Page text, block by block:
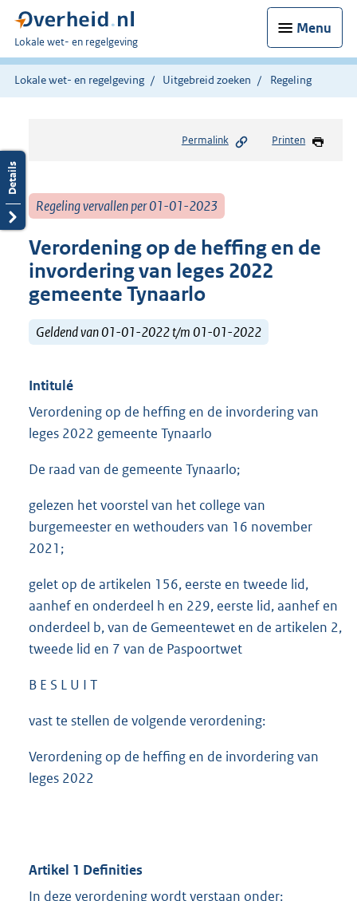
Menu
U
bent
hier:
Lokale wet- en regelgeving
Lokale wet- en regelgeving Uitgebreid zoeken Regeling
Permalink Printen
Regeling vervallen per 01-01-2023
Verordening op de heffing en de
invordering van leges 2022
gemeente Tynaarlo
Geldend van 01-01-2022 t/m 01-01-2022
Intitulé
Verordening op de heffing en de invordering van
leges 2022 gemeente Tynaarlo
De raad van de gemeente Tynaarlo;
gelezen het voorstel van het college van
burgemeester en wethouders van 16 november
2021;
gelet op de artikelen 156, eerste en tweede lid,
aanhef en onderdeel h en 229, eerste lid, aanhef en
onderdeel b, van de Gemeentewet en de artikelen 2,
tweede lid en 7 van de Paspoortwet
B E S L U I T
vast te stellen de volgende verordening:
Verordening op de heffing en de invordering van
leges 2022
Artikel 1 Definities
In deze verordening wordt verstaan onder: